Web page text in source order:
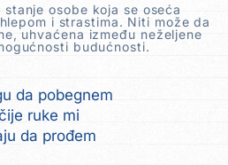
stanje osobe koja se oseća
i strastima. Niti može da
uhvaćena između neželjene
budućnosti.
da pobegnem
ruke mi
da prođem